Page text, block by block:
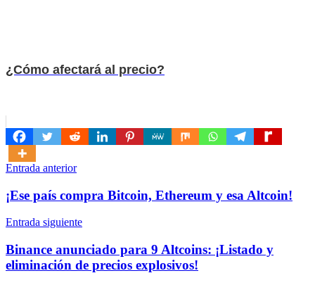
¿Cómo afectará al precio?
Navegación
de
entradas
Entrada anterior
¡Ese país compra Bitcoin, Ethereum y esa Altcoin!
Entrada siguiente
Binance anunciado para 9 Altcoins: ¡Listado y
eliminación de precios explosivos!